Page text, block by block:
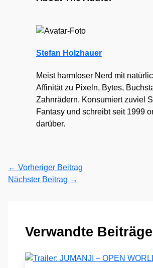
Stefan Holzhauer
Meist harmloser Nerd mit
Affinität zu Pixeln, Bytes,
Zahnrädern. Konsumiert zuviel
Fantasy und schreibt seit 1999
darüber.
← Vorheriger Beitrag
Nächster Beitrag →
Verwandte Beiträge